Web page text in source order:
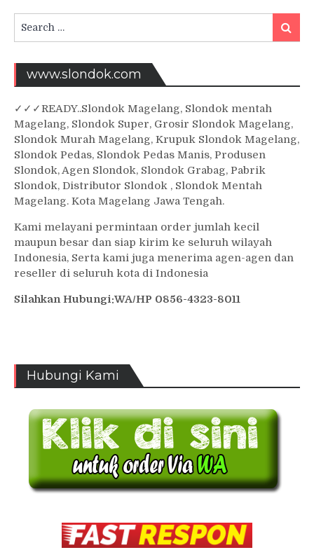
for:
Search
www.slondok.com
✓ ✓✓READY..Slondok Magelang, Slondok mentah
Magelang, Slondok Super, Grosir Slondok Magelang,
Slondok Murah Magelang, Krupuk Slondok Magelang,
Slondok Pedas, Slondok Pedas Manis, Produsen
Slondok, Agen Slondok, Slondok Grabag, Pabrik
Slondok, Distributor Slondok , Slondok Mentah
Magelang. Kota Magelang Jawa Tengah.
Kami melayani permintaan order jumlah kecil
maupun besar dan siap kirim ke seluruh wilayah
Indonesia, Serta kami juga menerima agen-agen dan
reseller di seluruh kota di Indonesia
Silahkan Hubungi:WA/HP 0856-4323-8011
Hubungi Kami